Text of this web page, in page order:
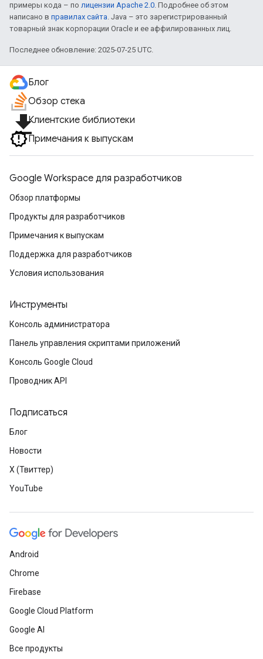
примеры кода – по лицензии Apache 2.0. Подробнее об этом
написано в правилах сайта. Java – это зарегистрированный
товарный знак корпорации Oracle и ее аффилированных лиц.
Последнее обновление: 2025-07-25 UTC.
Блог
Обзор стека
file_downloadКлиентские библиотеки
Примечания к выпускам
Google Workspace для разработчиков
Обзор платформы
Продукты для разработчиков
Примечания к выпускам
Поддержка для разработчиков
Условия использования
Инструменты
Консоль администратора
Панель управления скриптами приложений
Консоль Google Cloud
Проводник API
Подписаться
Блог
Новости
X (Твиттер)
YouTube
Android
Chrome
Firebase
Google Cloud Platform
Google AI
Все продукты